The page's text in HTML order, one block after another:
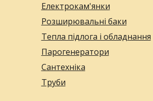
Електрокам'янки
Розширювальні баки
Тепла підлога і обладнання
Парогенератори
Сантехніка
Труби